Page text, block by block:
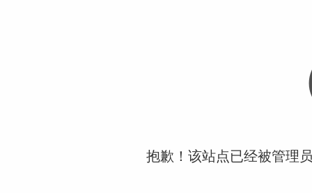
抱歉！该站点已经被管理